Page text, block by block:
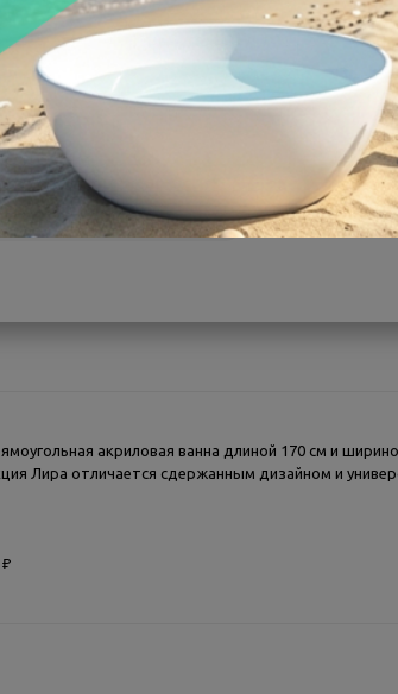
Всегда низкие цены
Другие
акриловая ванна длиной 170 см и
Лира отличается сдержанным дизайном и